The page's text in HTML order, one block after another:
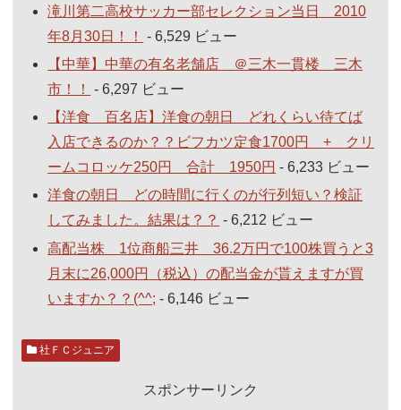
滝川第二高校サッカー部セレクション当日 2010
年8月30日！！
- 6,529 ビュー
【中華】中華の有名老舗店 ＠三木一貫楼 三木
市！！
- 6,297 ビュー
【洋食 百名店】洋食の朝日 どれくらい待てば
入店できるのか？？ビフカツ定食1700円 + クリ
ームコロッケ250円 合計 1950円 - 6,233 ビュー
洋食の朝日 どの時間に行くのが行列短い？検証
してみました。結果は？？ - 6,212 ビュー
高配当株 1位商船三井 36.2万円で100株買うと3
月末に26,000円（税込）の配当金が貰えますが買
いますか？？(^^; - 6,146 ビュー
社ＦＣジュニア
スポンサーリンク